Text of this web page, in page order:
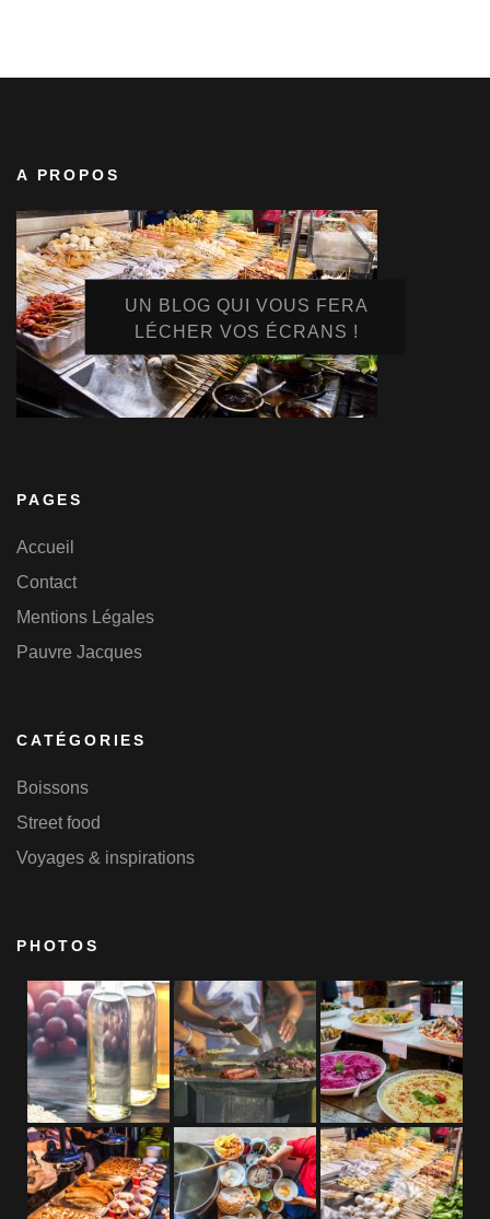
A PROPOS
UN BLOG QUI VOUS FERA
LÉCHER VOS ÉCRANS !
PAGES
Accueil
Contact
Mentions Légales
Pauvre Jacques
CATÉGORIES
Boissons
Street food
Voyages & inspirations
PHOTOS